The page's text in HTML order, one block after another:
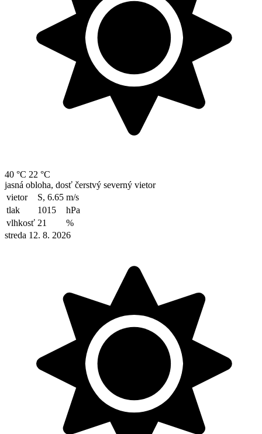
40 °C 22 °C
jasná obloha, dosť čerstvý severný vietor
vietor
S, 6.65 m/s
tlak
1015
hPa
vlhkosť 21
%
streda 12. 8. 2026